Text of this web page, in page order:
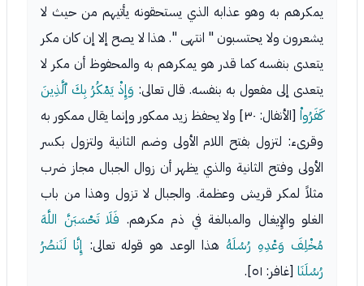
يمكرهم به وهو عذابه الذي يستحقونه يأتيهم من حيث لا
يشعرون ولا يحتسبون " انتهى ". هذا لا يصح إلا إن كان مكر
يتعدى بنفسه كما قدر هو يمكرهم به والمحفوظ أن مكر لا
يتعدى إلى مفعول به بنفسه. قال تعالى: وَإِذْ يَمْكُرُ بِكَ ٱلَّذِينَ
كَفَرُواْ
[الأنفال: ٣٠] ولا يحفظ زيد ممكور وإنما يقال ممكور به
وقرىء: لتزول بفتح اللام الأولى وضم الثانية ولتزول بكسر
الأولى وفتح الثانية والذي يظهر أن زوال الجبال مجاز ضرب
مثلاً لمكر قريش وعظمة. والجبال لا تزول وهذا من باب
الغلو والإِيغال والمبالغة في ذم مكرهم. فَلَا تَحْسَبَنَّ اللَّهَ
مُخْلِفَ وَعْدِهِ رُسُلَهُ هذا الوعد هو قوله تعالى: إِنَّا لَنَنصُرُ
رُسُلَنَا [غافر: ٥١].